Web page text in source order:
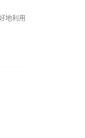
地利用